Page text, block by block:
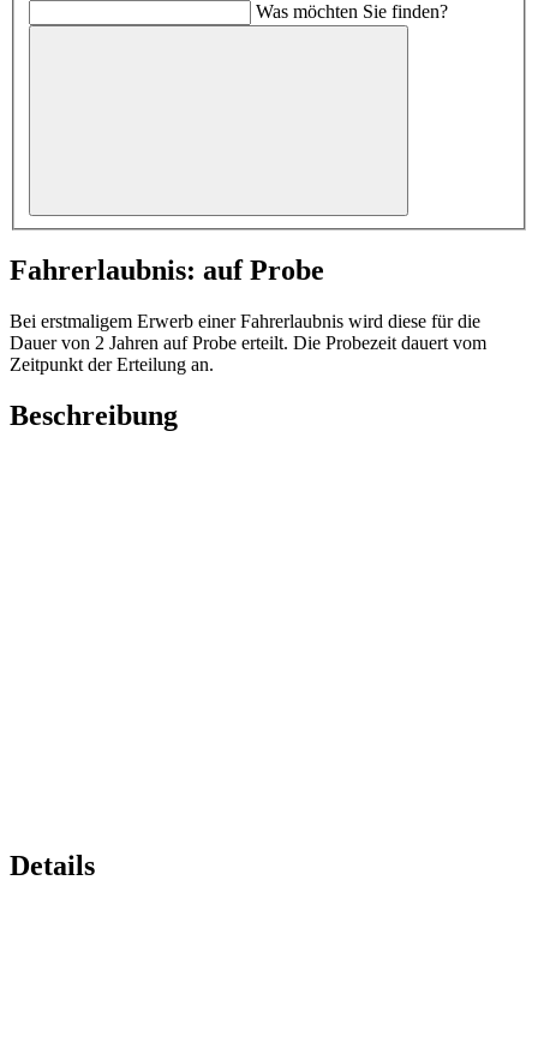
Was möchten Sie finden?
Fahrerlaubnis: auf Probe
Bei erstmaligem Erwerb einer Fahrerlaubnis wird diese für die
Dauer von 2 Jahren auf Probe erteilt. Die Probezeit dauert vom
Zeitpunkt der Erteilung an.
Beschreibung
Details